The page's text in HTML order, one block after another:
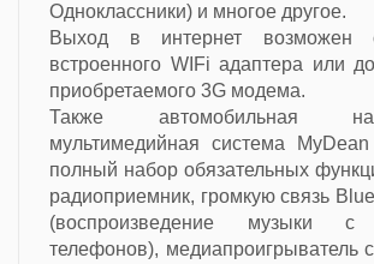
Одноклассники) и многое другое.
Выход в интернет
встроенного WIFi адаптера или
приобретаемого 3G модема.
Также автомобильная
мультимедийная система
полный набор обязательных
радиоприемник, громкую связь
(воспроизведение музыки с
телефонов), медиапроигрыватель